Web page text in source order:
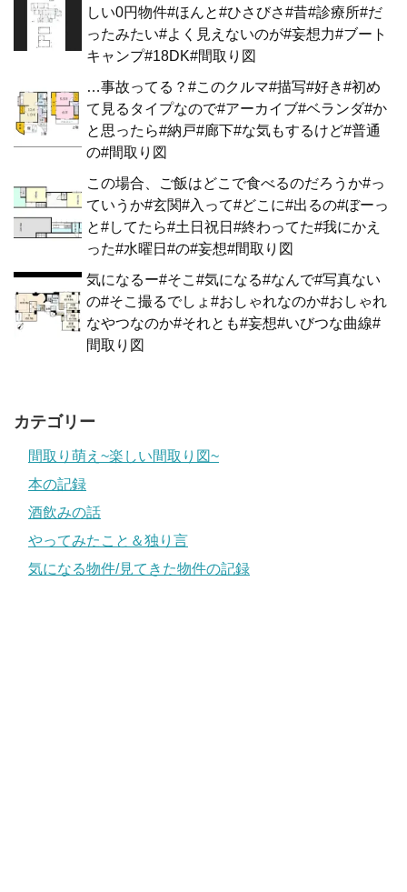
しい0円物件#ほんと#ひさびさ#昔#診療所#だ
ったみたい#よく見えないのが#妄想力#ブート
キャンプ#18DK#間取り図
…事故ってる？#このクルマ#描写#好き#初め
て見るタイプなので#アーカイブ#ベランダ#か
と思ったら#納戸#廊下#な気もするけど#普通
の#間取り図
この場合、ご飯はどこで食べるのだろうか#っ
ていうか#玄関#入って#どこに#出るの#ぼーっ
と#してたら#土日祝日#終わってた#我にかえ
った#水曜日#の#妄想#間取り図
気になるー#そこ#気になる#なんで#写真ない
の#そこ撮るでしょ#おしゃれなのか#おしゃれ
なやつなのか#それとも#妄想#いびつな曲線#
間取り図
カテゴリー
間取り萌え~楽しい間取り図~
本の記録
酒飲みの話
やってみたこと＆独り言
気になる物件/見てきた物件の記録